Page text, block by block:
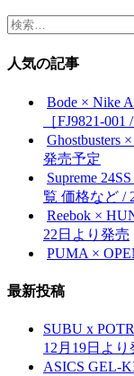
有
検
人気の記事
Bode × Nike
［FJ9821-001
Ghostbusters
発売予定
Supreme
覧 価格など /
Reebok ×
22日より発売
PUMA ×
最新投稿
SUBU x
12月19日より
ASICS GEL-